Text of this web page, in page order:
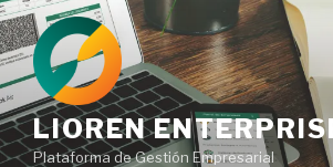
Ir
al
contenido
LIOREN
Plataforma de Gestión Empresarial